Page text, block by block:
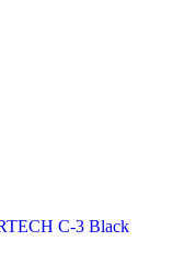
C-3 Black